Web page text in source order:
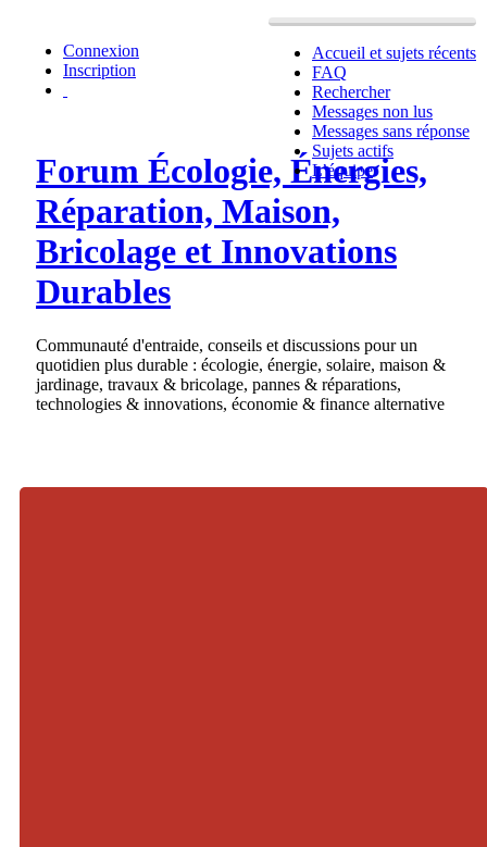
Accueil et sujets récents
FAQ
Rechercher
Messages non lus
Messages sans réponse
Sujets actifs
L’équipe
Connexion
Inscription
Forum Écologie, Énergies,
Réparation, Maison,
Bricolage et Innovations
Durables
Communauté d'entraide, conseils et discussions pour un
quotidien plus durable : écologie, énergie, solaire, maison &
jardinage, travaux & bricolage, pannes & réparations,
technologies & innovations, économie & finance alternative